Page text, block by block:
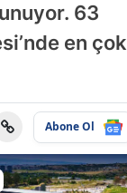
63
en çok
Abone Ol